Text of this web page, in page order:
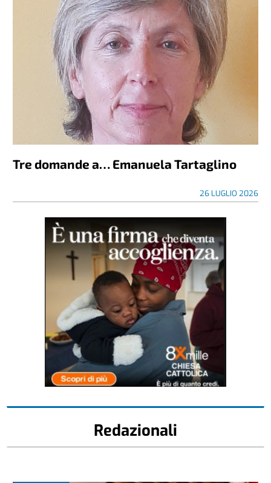
Tre domande a… Emanuela Tartaglino
26 LUGLIO 2026
Redazionali